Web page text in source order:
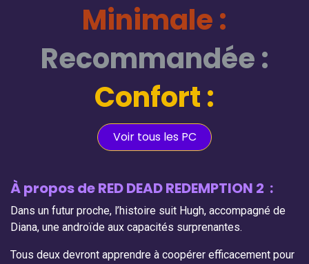
Minimale :
Recommandée :
Confort :
Voir tous les PC
À propos de RED DEAD REDEMPTION 2 :
Dans un futur proche, l’histoire suit Hugh, accompagné de
Diana, une androïde aux capacités surprenantes.
Tous deux devront apprendre à coopérer efficacement pour